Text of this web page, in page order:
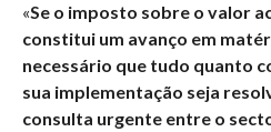
«Se o imposto sobre o valor
constitui um avanço em
necessário que tudo quanto
sua implementação seja
consulta urgente entre o